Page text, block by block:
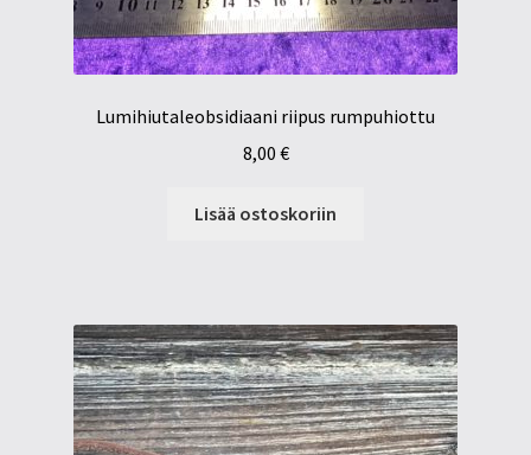
Lumihiutaleobsidiaani riipus rumpuhiottu
8,00 €
Lisää ostoskoriin